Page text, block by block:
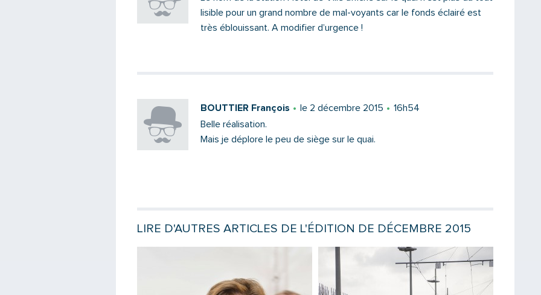
Message
Saisissez le code
lisible pour un grand nombre de mal-voyants car le fonds éclairé est
très éblouissant. A modifier d’urgence !
BOUTTIER François le 2 décembre 2015
16h54
Belle réalisation.
Mais je déplore le peu de siège sur le quai.
LIRE D'AUTRES ARTICLES DE L'ÉDITION DE DÉCEMBRE 2015
Lire la suite